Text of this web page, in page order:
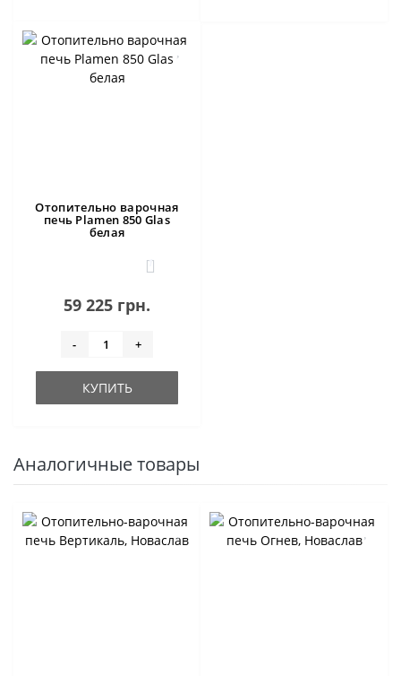
Отопительно варочная
печь Plamen 850 Glas
белая
1
59 225 грн.
- +
КУПИТЬ
Аналогичные товары